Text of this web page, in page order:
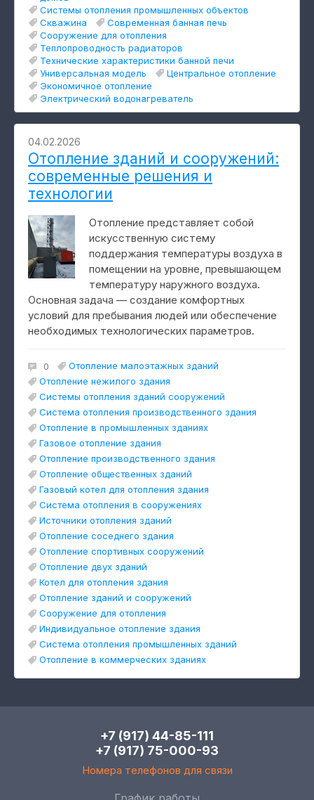
Системы отопления промышленных объектов
Скважина
Современная банная печь
Сооружение для отопления
Теплопроводность радиаторов
Технические характеристики банной печи
Универсальная модель
Центральное отопление
Экономичное отопление
Электрический водонагреватель
04.02.2026
Отопление зданий и сооружений:
современные решения и
технологии
Отопление представляет собой
искусственную систему
поддержания температуры воздуха в
помещении на уровне, превышающем
температуру наружного воздуха.
Основная задача — создание комфортных
условий для пребывания людей или обеспечение
необходимых технологических параметров.
0
Отопление малоэтажных зданий
Отопление нежилого здания
Системы отопления зданий сооружений
Система отопления производственного здания
Отопление в промышленных зданиях
Газовое отопление здания
Отопление производственного здания
Отопление общественных зданий
Газовый котел для отопления здания
Система отопления в сооружениях
Источники отопления зданий
Отопление соседнего здания
Отопление спортивных сооружений
Отопление двух зданий
Котел для отопления здания
Отопление зданий и сооружений
Сооружение для отопления
Индивидуальное отопление здания
Система отопления промышленных зданий
Отопление в коммерческих зданиях
+7 (917) 44-85-111
+7 (917) 75-000-93
Номера телефонов для связи